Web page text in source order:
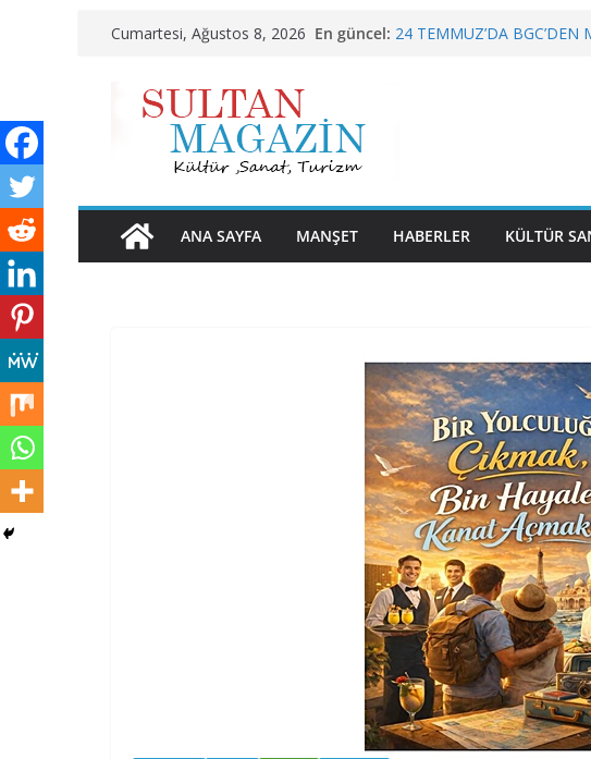
Cumartesi, Ağustos 8, 2026 En güncel: 24 TEMMUZ’DA BGC’DEN
ANA SAYFA MANŞET HABERLER KÜLTÜR